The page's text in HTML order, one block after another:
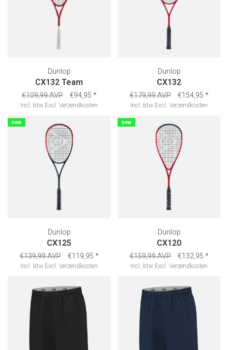
Dunlop
CX132 Team
€109,99 AVP €94,95 *
Incl. btw Excl. Verzendkosten
Dunlop
CX132
€179,99 AVP €154,95 *
Incl. btw Excl. Verzendkosten
new
Dunlop
CX125
€139,99 AVP €119,95 *
Incl. btw Excl. Verzendkosten
new
Dunlop
CX120
€159,99 AVP €132,95 *
Incl. btw Excl. Verzendkosten